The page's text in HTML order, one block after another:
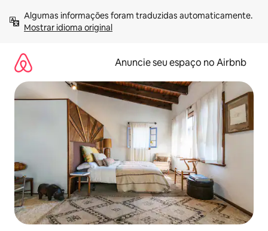
para
Mostrar idioma original
Anuncie seu espaço no Airbnb